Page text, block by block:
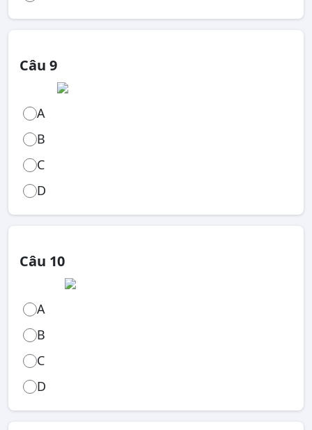
Câu 9
A
B
C
D
Câu 10
A
B
C
D